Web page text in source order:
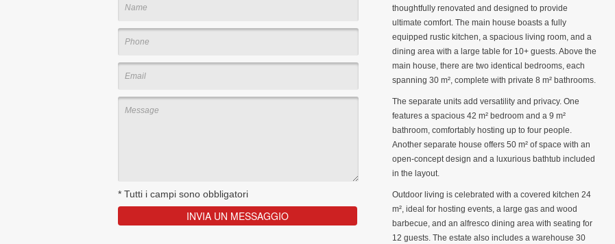
* Tutti i campi sono obbligatori
thoughtfully renovated and designed to provide
ultimate comfort. The main house boasts a fully
equipped rustic kitchen, a spacious living room, and a
dining area with a large table for 10+ guests. Above the
main house, there are two identical bedrooms, each
spanning 30 m², complete with private 8 m² bathrooms.
The separate units add versatility and privacy. One
features a spacious 42 m² bedroom and a 9 m²
bathroom, comfortably hosting up to four people.
Another separate house offers 50 m² of space with an
open-concept design and a luxurious bathtub included
in the layout.
Outdoor living is celebrated with a covered kitchen 24
m², ideal for hosting events, a large gas and wood
barbecue, and an alfresco dining area with seating for
12 guests. The estate also includes a warehouse 30